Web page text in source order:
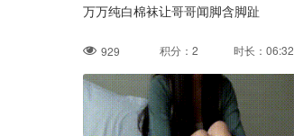
万万纯白棉袜让哥哥闻脚含脚趾
929 积分：2 时长：06:32